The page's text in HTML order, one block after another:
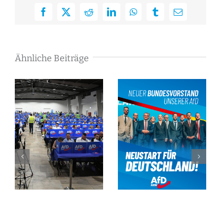
Facebook
X RedditLinkedInWhatsAppTumblrE-
Ähnliche Beiträge